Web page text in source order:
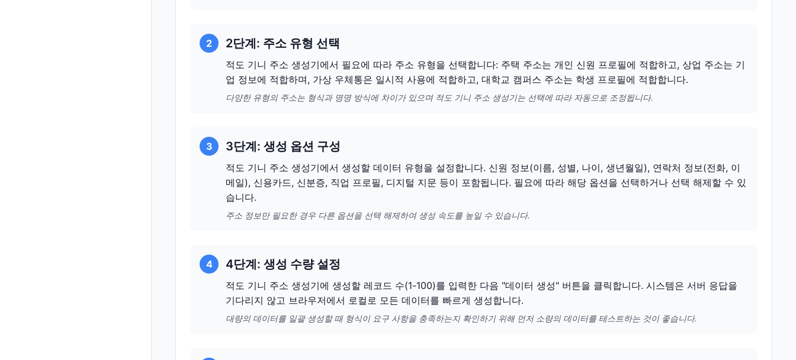
2 2단계: 주소 유형 선택
적도 기니 주소 생성기에서 필요에 따라 주소 유형을 선택합니다: 주택 주소는 개인 신원 프로필에 적합하고, 상업 주소는 기
업 정보에 적합하며, 가상 우체통은 일시적 사용에 적합하고, 대학교 캠퍼스 주소는 학생 프로필에 적합합니다.
다양한 유형의 주소는 형식과 명명 방식에 차이가 있으며 적도 기니 주소 생성기는 선택에 따라 자동으로 조정됩니다.
3 3단계: 생성 옵션 구성
적도 기니 주소 생성기에서 생성할 데이터 유형을 설정합니다. 신원 정보(이름, 성별, 나이, 생년월일), 연락처 정보(전화, 이
메일), 신용카드, 신분증, 직업 프로필, 디지털 지문 등이 포함됩니다. 필요에 따라 해당 옵션을 선택하거나 선택 해제할 수 있
습니다.
주소 정보만 필요한 경우 다른 옵션을 선택 해제하여 생성 속도를 높일 수 있습니다.
4 4단계: 생성 수량 설정
적도 기니 주소 생성기에 생성할 레코드 수(1-100)를 입력한 다음 "데이터 생성" 버튼을 클릭합니다. 시스템은 서버 응답을
기다리지 않고 브라우저에서 로컬로 모든 데이터를 빠르게 생성합니다.
대량의 데이터를 일괄 생성할 때 형식이 요구 사항을 충족하는지 확인하기 위해 먼저 소량의 데이터를 테스트하는 것이 좋습니다.